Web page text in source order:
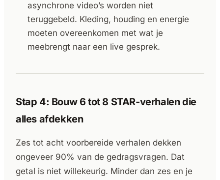
asynchrone video’s worden niet
teruggebeld. Kleding, houding en energie
moeten overeenkomen met wat je
meebrengt naar een live gesprek.
Stap 4: Bouw 6 tot 8 STAR-verhalen die
alles afdekken
Zes tot acht voorbereide verhalen dekken
ongeveer 90% van de gedragsvragen. Dat
getal is niet willekeurig. Minder dan zes en je